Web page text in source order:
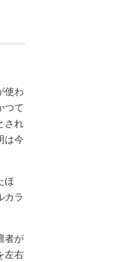
使わ
つて
され
は今
ほ
カラ
者が
左右